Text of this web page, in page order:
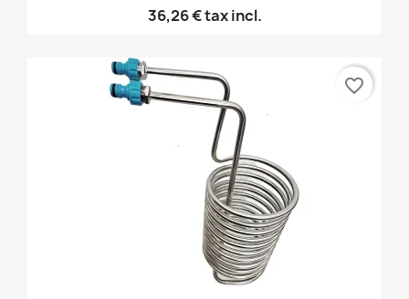
36,26 €tax incl.
favorite_border